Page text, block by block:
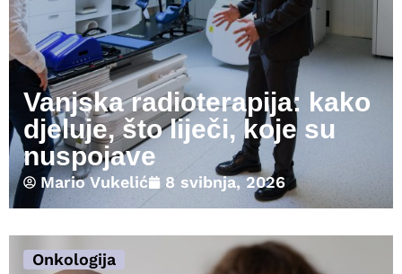
Vanjska radioterapija: kako
djeluje, što liječi, koje su
nuspojave
Mario Vukelić 8 svibnja, 2026
Onkologija